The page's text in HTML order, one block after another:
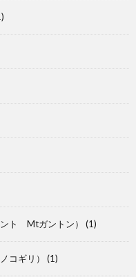
ト Mtガントン） (1)
コギリ） (1)